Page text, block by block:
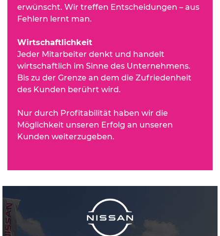
erwünscht. Wir treffen Entscheidungen – aus
Fehlern lernt man.
Wirtschaftlichkeit
Jeder Mitarbeiter denkt und handelt
wirtschaftlich im Sinne des Unternehmens.
Bis zu der Grenze an dem die Zufriedenheit
des Kunden berührt wird.
Nur durch Profitabilität haben wir die
Möglichkeit unseren Erfolg an unseren
Kunden weiterzugeben.